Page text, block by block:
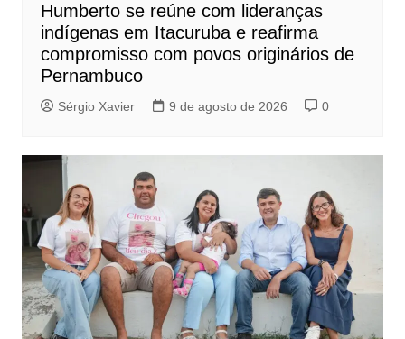
Humberto se reúne com lideranças
indígenas em Itacuruba e reafirma
compromisso com povos originários de
Pernambuco
Sérgio Xavier 9 de agosto de 2026 0